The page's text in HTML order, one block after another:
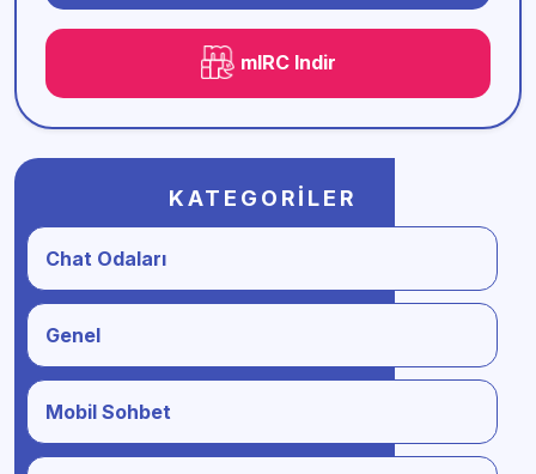
mIRC Indir
KATEGORILER
Chat Odaları
Genel
Mobil Sohbet